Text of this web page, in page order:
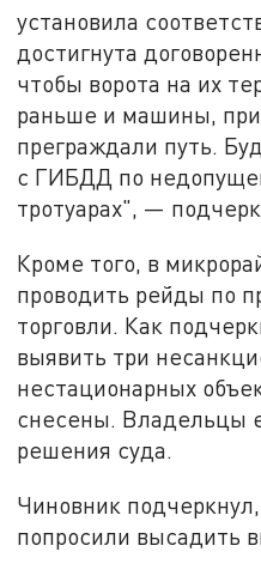
установила
достигнута
чтобы ворота на их
раньше и машины,
преграждали путь.
с ГИБДД по
тротуарах", —
Кроме того, в
проводить рейды по
торговли. Как
выявить три
нестационарных
снесены. Владельцы
решения суда.
Чиновник
попросили высадить